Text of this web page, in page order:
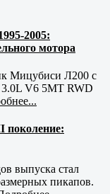
2005:
мотора
Мицубиси Л200 с
V6 5MT RWD
поколение:
выпуска стал
пикапов.